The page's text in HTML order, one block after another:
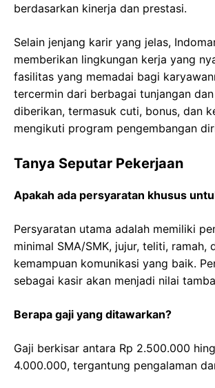
berdasarkan kinerja dan prestasi.
Selain jenjang karir yang jelas,
memberikan lingkungan kerja yang
fasilitas yang memadai bagi
tercermin dari berbagai tunjangan
diberikan, termasuk cuti, bonus, dan
mengikuti program pengembangan
Tanya Seputar Pekerjaan
Apakah ada persyaratan khusus
Persyaratan utama adalah memiliki
minimal SMA/SMK, jujur, teliti, ramah,
kemampuan komunikasi yang baik.
sebagai kasir akan menjadi nilai
Berapa gaji yang ditawarkan?
Gaji berkisar antara Rp 2.500.000
4.000.000, tergantung pengalaman